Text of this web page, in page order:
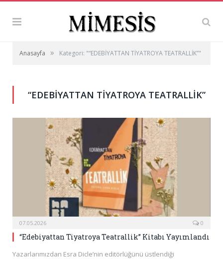
Anasayfa » Kategori: "“EDEBİYATTAN TİYATROYA TEATRALLİK”"
“EDEBİYATTAN TİYATROYA TEATRALLİK”
07.05.2026 0
“Edebiyattan Tiyatroya Teatrallik” Kitabı Yayımlandı
Yazarlarımızdan Esra Dicle’nin editörlüğünü üstlendiği